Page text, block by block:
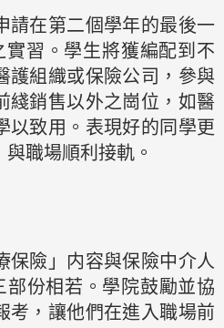
請在第二個學年的最後一
習。學生將獲編配到不
護組織或保險公司，參與
綫銷售以外之崗位，如醫
以致用。表現好的同學更
職場順利接軌。
保險」内容與保險中介人
份相若。學院鼓勵並協
考，讓他們在進入職場前